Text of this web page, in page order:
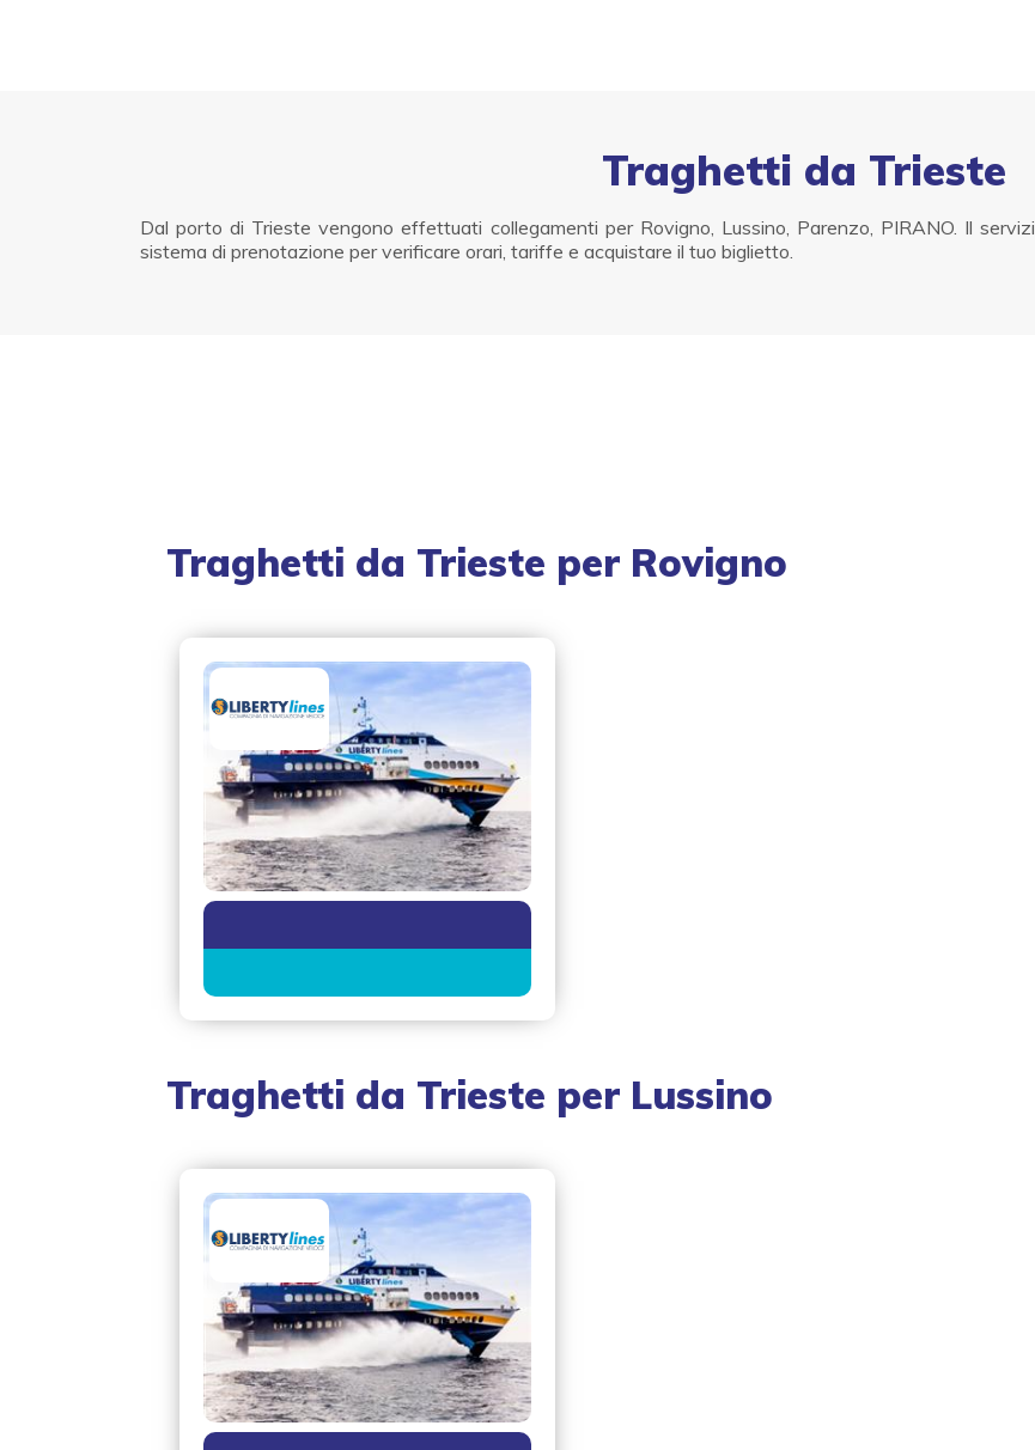
Traghetti da Trieste
Dal porto di Trieste vengono effettuati collegamenti per Rovigno, Lussino, Parenzo, PIRANO. Il
sistema di prenotazione per verificare orari, tariffe e acquistare il tuo biglietto.
Traghetti da Trieste per Rovigno
Traghetti da Trieste per Lussino